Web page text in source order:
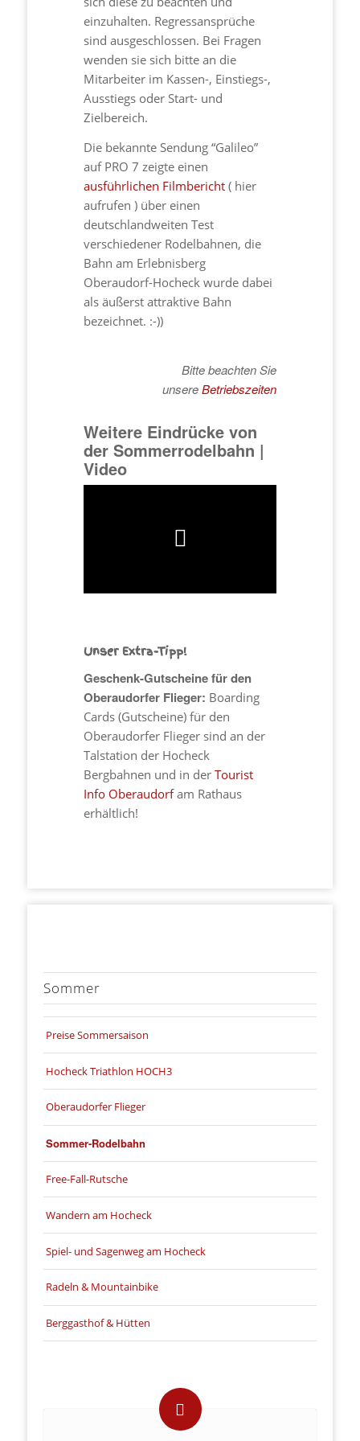
einzuhalten. Regressansprüche
sind ausgeschlossen. Bei Fragen
wenden sie sich bitte an die
Mitarbeiter im Kassen-, Einstiegs-,
Ausstiegs oder Start- und
Zielbereich.
Die bekannte Sendung “Galileo”
auf PRO 7 zeigte einen
ausführlichen Filmbericht( hier
aufrufen ) über einen
deutschlandweiten Test
verschiedener Rodelbahnen, die
Bahn am Erlebnisberg
Oberaudorf-Hocheck wurde dabei
als äußerst attraktive Bahn
bezeichnet. :-))
Bitte beachten Sie
unsereBetriebszeiten
Weitere Eindrücke von
der Sommerrodelbahn |
Video
Unser Extra-Tipp!
Geschenk-Gutscheine für den
Oberaudorfer Flieger: Boarding
Cards (Gutscheine) für den
Oberaudorfer Flieger sind an der
Talstation der Hocheck
Bergbahnen und in der Tourist
Info Oberaudorfam Rathaus
erhältlich!
Sommer
Preise Sommersaison
Hocheck Triathlon HOCH3
Oberaudorfer Flieger
Sommer-Rodelbahn
Free-Fall-Rutsche
Wandern am Hocheck
Spiel- und Sagenweg am Hocheck
Radeln & Mountainbike
Berggasthof & Hütten